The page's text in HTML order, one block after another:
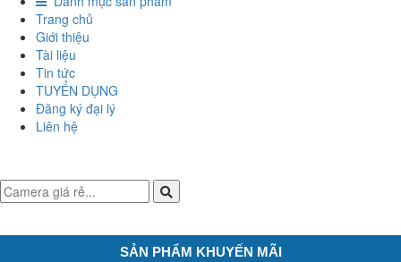
Trang chủ
Giới thiệu
Tài liệu
Tin tức
TUYỂN DỤNG
Đăng ký đại lý
Liên hệ
SẢN PHẨM KHUYẾN MÃI